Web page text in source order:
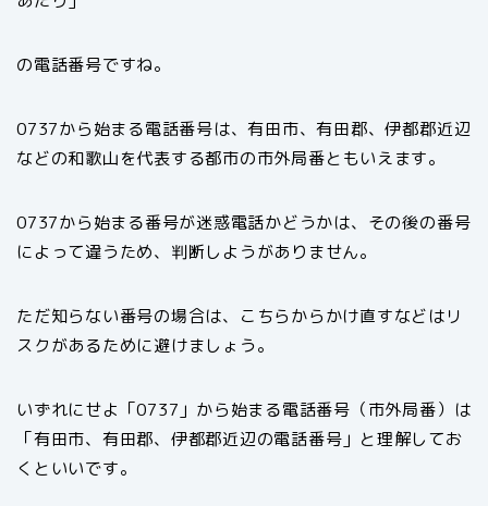
の電話番号ですね。
0737から始まる電話番号は、有田市、有田郡、伊都郡近辺
などの和歌山を代表する都市の市外局番ともいえます。
0737から始まる番号が迷惑電話かどうかは、その後の番号
によって違うため、判断しようがありません。
ただ知らない番号の場合は、こちらからかけ直すなどはリ
スクがあるために避けましょう。
いずれにせよ「0737」から始まる電話番号（市外局番）は
「有田市、有田郡、伊都郡近辺の電話番号」と理解してお
くといいです。